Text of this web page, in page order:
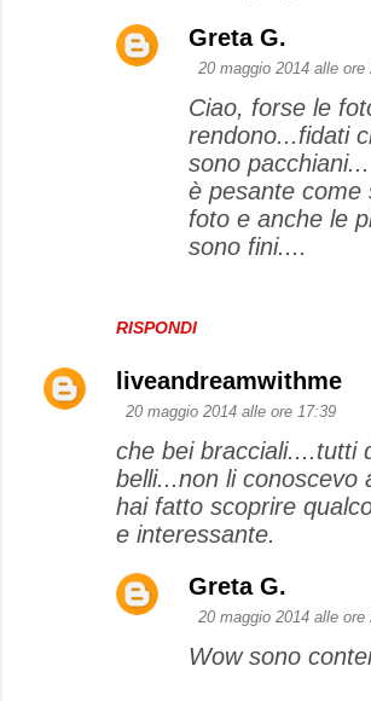
RISPONDI
Greta G.
20 maggio 2014 alle ore
Ciao, forse le
rendono...fidati
sono
è pesante come
foto e anche le
sono fini....
liveandreamwithme
20 maggio 2014 alle ore 17:39
che bei bracciali....tutti
belli...non li conoscevo
hai fatto scoprire
e interessante.
Greta G.
20 maggio 2014 alle ore
Wow sono